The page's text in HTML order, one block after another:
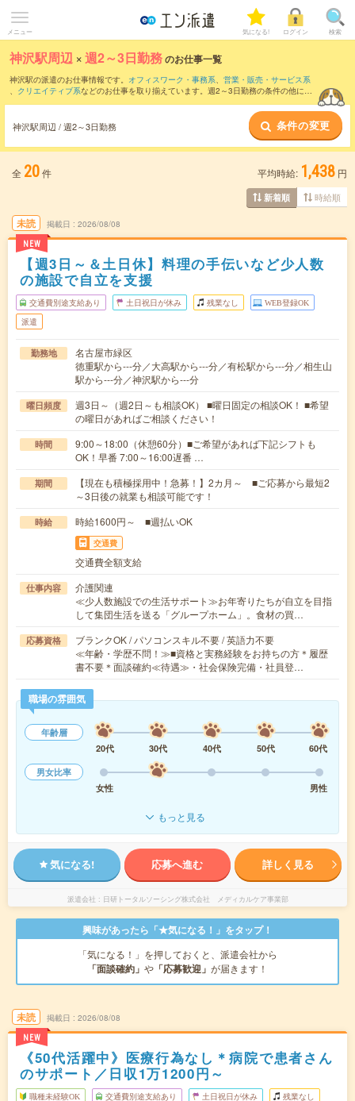
メニュー 気になる! ログイン 検索
神沢駅周辺 ×週2～3日勤務のお仕事一覧
神沢駅の派遣のお仕事情報です。 オフィスワーク・事務系、 営業・販売・サービス系
、 クリエイティブ系などのお仕事を取り揃えています。週2～3日勤務の条件の他に、
神沢駅周辺 / 週2～3日勤務 条件の変更
全 20件 平均時給: 1,438 円
新着順 時給順
未読
NEW
掲載日 2026/08/08
【週3日～＆土日休】料理の手伝いなど少人数
の施設で自立を支援
交通費別途支給あり 土日祝日が休み 残業なし WEB登録OK
派遣
勤務地
名古屋市緑区
徳重駅から---分／大高駅から---分／有松駅から---分／相生山
駅から---分／神沢駅から---分
曜日頻度
週3日～（週2日～も相談OK） ■曜日固定の相談OK！ ■希望
の曜日があればご相談ください！
時間
9:00～18:00（休憩60分）■ご希望があれば下記シフトも
OK！早番 7:00～16:00遅番 …
期間
【現在も積極採用中！急募！】2カ月～ ■ご応募から最短2
～3日後の就業も相談可能です！
時給 時給1600円～ ■週払いOK
交通費
交通費全額支給
仕事内容
介護関連
≪少人数施設での生活サポート≫お年寄りたちが自立を目指
して集団生活を送る「グループホーム」。食材の買…
応募資格
ブランクOK / パソコンスキル不要 / 英語力不要
≪年齢・学歴不問！≫■資格と実務経験をお持ちの方＊履歴
書不要＊面談確約≪待遇≫・社会保険完備・社員登…
職場の雰囲気
年齢層
20代
30代 40代 50代
60代
男女比率
女性
男性
もっと見る
気になる! 応募へ進む 詳しく見る
派遣会社 日研トータルソーシング株式会社 メディカルケア事業部
興味があったら「★気になる！」をタップ！
「気になる！」を押しておくと、派遣会社から
「面談確約」 や 「応募歓迎」 が届きます！
未読
NEW
掲載日 2026/08/08
《50代活躍中》医療行為なし＊病院で患者さん
のサポート／日収1万1200円～
職種未経験OK 交通費別途支給あり 土日祝日が休み 残業なし